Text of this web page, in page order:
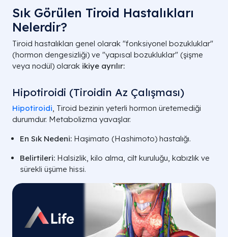
Sık Görülen Tiroid Hastalıkları
Nelerdir?
Tiroid hastalıkları genel olarak "fonksiyonel bozukluklar"
(hormon dengesizliği) ve "yapısal bozukluklar" (şişme
veya nodül) olarak ikiye ayrılır:
Hipotiroidi (Tiroidin Az Çalışması)
Hipotiroidi, Tiroid bezinin yeterli hormon üretemediği
durumdur. Metabolizma yavaşlar.
En Sık Nedeni: Haşimato (Hashimoto) hastalığı.
Belirtileri: Halsizlik, kilo alma, cilt kuruluğu, kabızlık ve
sürekli üşüme hissi.